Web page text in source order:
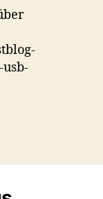
S
B
e
r
n
ü